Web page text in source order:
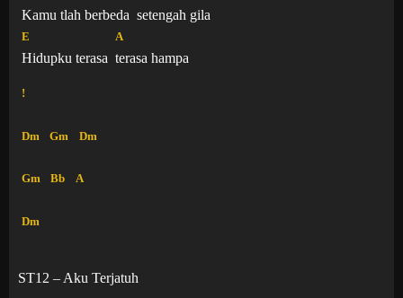
Kamu tlah berbeda setengah gila
E
Hidupku terasa
A
terasa hampa
!
Dm Gm Dm
Gm Bb A
Dm
ST12 – Aku Terjatuh